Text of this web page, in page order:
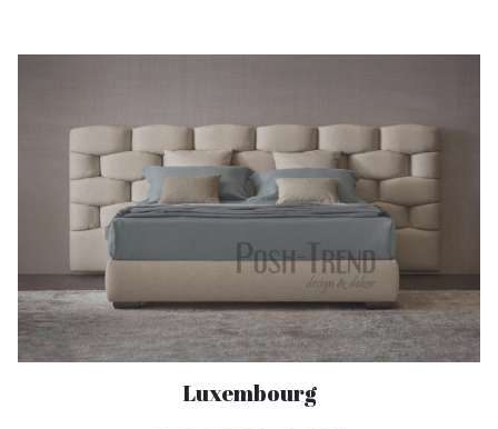
Luxembourg